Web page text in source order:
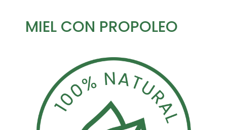
MIEL CON PROPOLEO